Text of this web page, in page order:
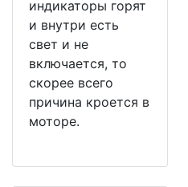
индикаторы горят
и внутри есть
свет и не
включается, то
скорее всего
причина кроется в
моторе.